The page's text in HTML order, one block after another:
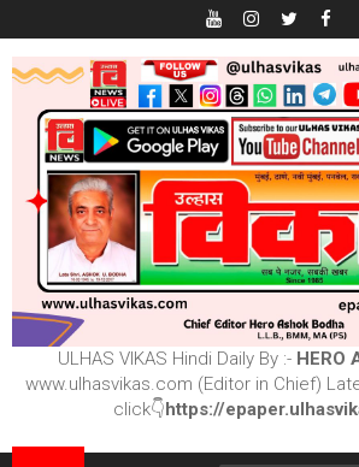
ULHAS VIKAS Hindi Daily By :- HERO
www.ulhasvikas.com (Editor in Chief)
click👇https://